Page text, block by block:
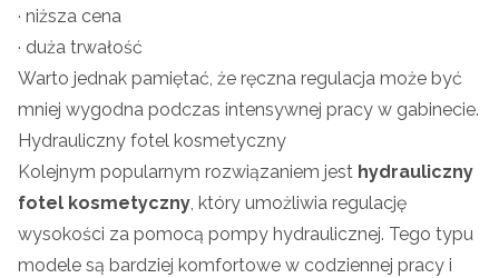
· niższa cena
· duża trwałość
Warto jednak pamiętać, że ręczna regulacja może być
mniej wygodna podczas intensywnej pracy w gabinecie.
Hydrauliczny fotel kosmetyczny
Kolejnym popularnym rozwiązaniem jest hydrauliczny
fotel kosmetyczny, który umożliwia regulację
wysokości za pomocą pompy hydraulicznej. Tego typu
modele są bardziej komfortowe w codziennej pracy i